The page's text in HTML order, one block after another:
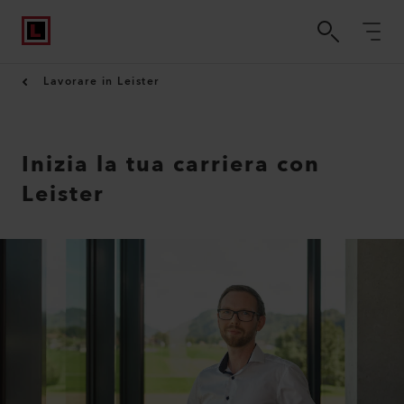
Lavorare in Leister
Inizia la tua carriera con
Leister